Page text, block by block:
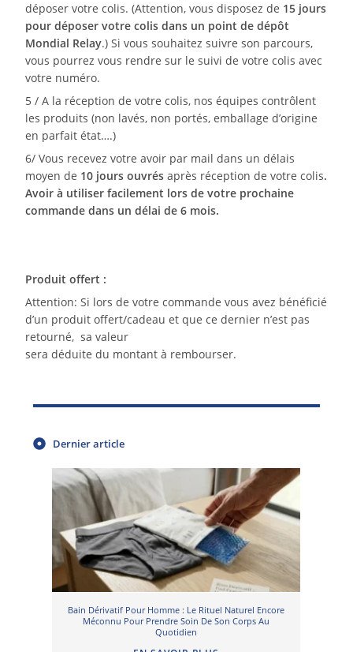
déposer votre colis. (Attention, vous disposez de 15 jours
pour déposer votre colis dans un point de dépôt
Mondial Relay.) Si vous souhaitez suivre son parcours,
vous pourrez vous rendre sur le suivi de votre colis avec
votre numéro.
5 / A la réception de votre colis, nos équipes contrôlent
les produits (non lavés, non portés, emballage d’origine
en parfait état….)
6/ Vous recevez votre avoir par mail dans un délais
moyen de 10 jours ouvrésaprès réception de votre colis.
Avoir à utiliser facilement lors de votre prochaine
commande dans un délai de 6 mois.
Produit offert :
Attention: Si lors de votre commande vous avez bénéficié
d’un produit offert/cadeau et que ce dernier n’est pas
retourné, sa valeur
sera déduite du montant à rembourser.
Dernier article
Bain Dérivatif Pour Homme : Le Rituel Naturel Encore
Méconnu Pour Prendre Soin De Son Corps Au
Quotidien